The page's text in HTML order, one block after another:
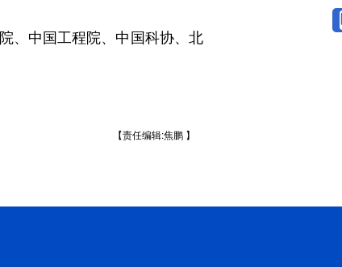
、中国工程院、中国科协、北
【责任编辑:焦鹏 】